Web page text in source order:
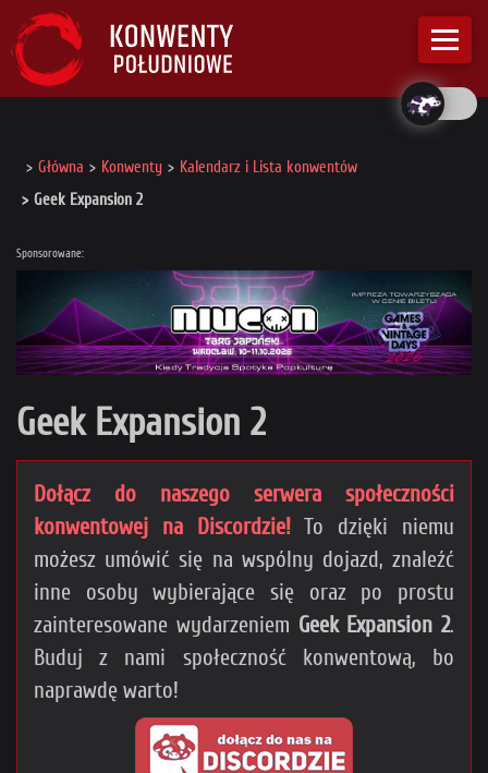
Główna Konwenty
Kalendarz i Lista konwentów
Geek Expansion 2
Sponsorowane:
Geek Expansion 2
Dołącz do naszego serwera społeczności
konwentowej na Discordzie!To dzięki niemu
możesz umówić się na wspólny dojazd, znaleźć
inne osoby wybierające się oraz po prostu
zainteresowane wydarzeniem Geek Expansion 2.
Buduj z nami społeczność konwentową, bo
naprawdę warto!